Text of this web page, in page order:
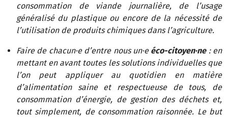
consommation de viande journalière, de l’usage
généralisé du plastique ou encore de la nécessité de
l’utilisation de produits chimiques dans l’agriculture.
Faire de chacun·e d’entre nous un·e éco-citoyen·ne: en
mettant en avant toutes les solutions individuelles que
l’on peut appliquer au quotidien en matière
d’alimentation saine et respectueuse de tous, de
consommation d’énergie, de gestion des déchets et,
tout simplement, de consommation raisonnée. Le but